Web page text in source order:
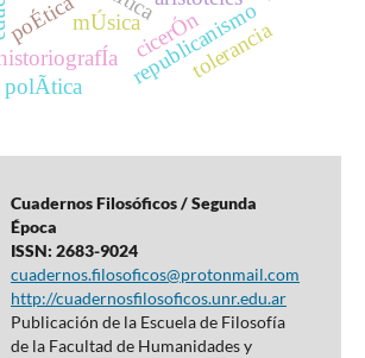
poÉticamÚsicarepublicanismo
cicerÓntolerancia
polÃ­tica
Cuadernos Filosóficos / Segunda
Época
ISSN: 2683-9024
cuadernos.filosoficos@protonmail.com
http://cuadernosfilosoficos.unr.edu.ar
Publicación de la Escuela de Filosofía
de la Facultad de Humanidades y